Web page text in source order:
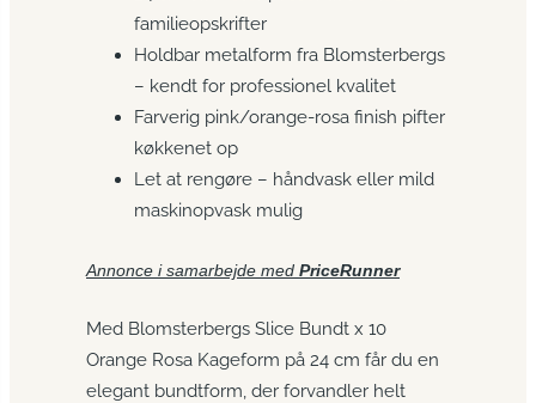
familieopskrifter
Holdbar metalform fra Blomsterbergs
– kendt for professionel kvalitet
Farverig pink/orange-rosa finish pifter
køkkenet op
Let at rengøre – håndvask eller mild
maskinopvask mulig
Annonce i samarbejde med PriceRunner
Med Blomsterbergs Slice Bundt x 10
Orange Rosa Kageform på 24 cm får du en
elegant bundtform, der forvandler helt